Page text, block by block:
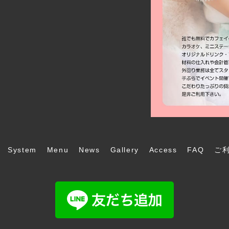
System Menu News Gallery Access FAQ ご